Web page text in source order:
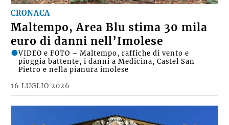
CRONACA
Maltempo, Area Blu stima 30 mila
euro di danni nell’Imolese
16 LUGLIO 2026
VIDEO e FOTO – Maltempo, raffiche di vento e
pioggia battente, i danni a Medicina, Castel San
Pietro e nella pianura imolese